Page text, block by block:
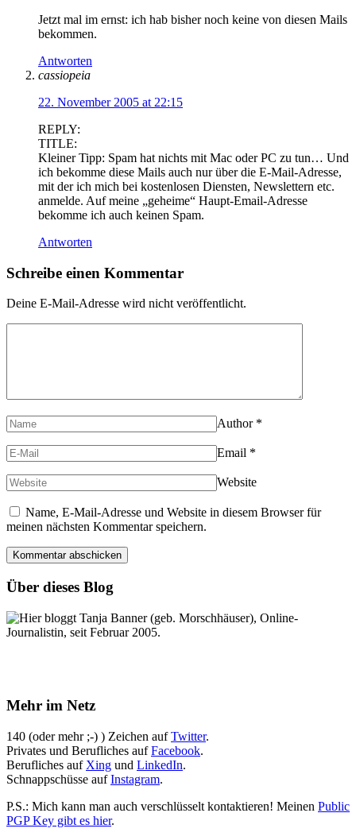
Jetzt mal im ernst: ich hab bisher noch keine von diesen Mails
bekommen.
Antworten
cassiopeia
22. November 2005 at 22:15
REPLY:
TITLE:
Kleiner Tipp: Spam hat nichts mit Mac oder PC zu tun… Und
ich bekomme diese Mails auch nur über die E-Mail-Adresse,
mit der ich mich bei kostenlosen Diensten, Newslettern etc.
anmelde. Auf meine „geheime“ Haupt-Email-Adresse
bekomme ich auch keinen Spam.
Antworten
Schreibe einen Kommentar
Deine E-Mail-Adresse wird nicht veröffentlicht.
Author *
Email *
Website
Name, E-Mail-Adresse und Website in diesem Browser für
meinen nächsten Kommentar speichern.
Über dieses Blog
Hier bloggt Tanja Banner (geb. Morschhäuser), Online-
Journalistin, seit Februar 2005.
Mehr im Netz
140 (oder mehr ;-) ) Zeichen aufTwitter.
Privates und Berufliches aufFacebook.
Berufliches auf Xing und LinkedIn.
Schnappschüsse aufInstagram.
P.S.: Mich kann man auch verschlüsselt kontaktieren! Meinen Public
PGP Key gibt es hier.